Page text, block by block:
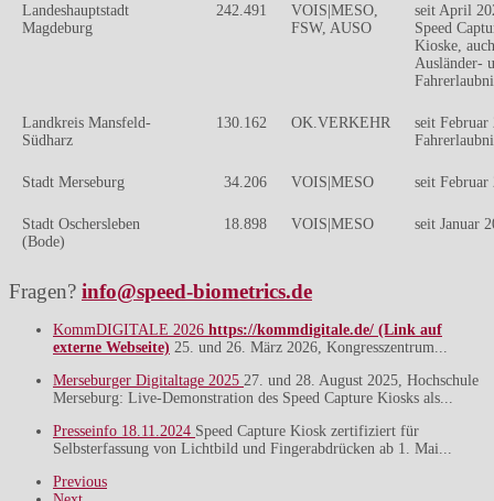
Landeshauptstadt
Magdeburg
242.491
VOIS|MESO,
FSW, AUSO
seit April
Speed
Kioske, auch
Ausländer-
Landkreis Mansfeld-
Südharz
130.162 OK.VERKEHR
seit Februar
Stadt Merseburg 34.206 VOIS|MESO seit Februar
Stadt Oschersleben
(Bode)
18.898 VOIS|MESO seit Januar
Fragen? info@speed-biometrics.de
KommDIGITALE 2026 https://kommdigitale.de/ (Link auf
externe Webseite) 25. und 26. März 2026, Kongresszentrum...
Merseburger Digitaltage 2025 27. und 28. August 2025, Hochschule
Merseburg: Live-Demonstration des Speed Capture Kiosks als...
Presseinfo 18.11.2024 Speed Capture Kiosk zertifiziert für
Selbsterfassung von Lichtbild und Fingerabdrücken ab 1. Mai...
Previous